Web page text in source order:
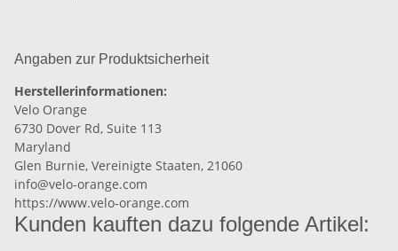
Angaben zur Produktsicherheit
Herstellerinformationen:
Velo Orange
6730 Dover Rd, Suite 113
Maryland
Glen Burnie, Vereinigte Staaten, 21060
info@velo-orange.com
https://www.velo-orange.com
Kunden kauften dazu folgende Artikel: